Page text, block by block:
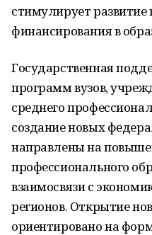
стимулирует развитие
финансирования в
Государственная
программ вузов,
среднего
создание новых
направлены на
профессионального
взаимосвязи с
регионов. Открытие
ориентировано на